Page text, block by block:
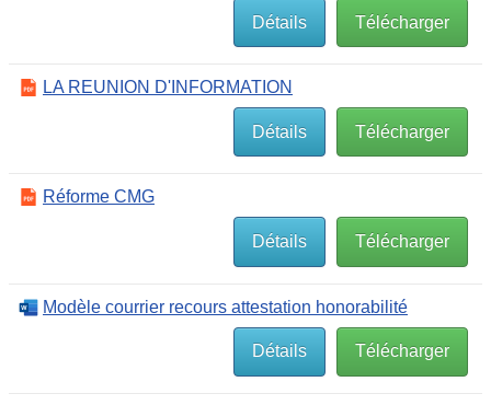
Télécharger
Détails
LA REUNION D'INFORMATION
Télécharger
Détails
Réforme CMG
Télécharger
Détails
Modèle courrier recours attestation honorabilité
Télécharger
Détails